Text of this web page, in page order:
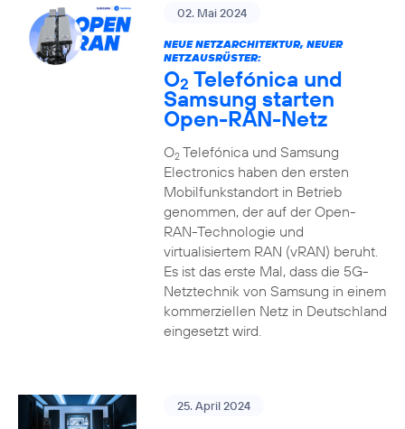
02. Mai 2024
NEUE NETZARCHITEKTUR, NEUER
NETZAUSRÜSTER:
O2 Telefónica und
Samsung starten
Open-RAN-Netz
O2Telefónica und Samsung
Electronics haben den ersten
Mobilfunkstandort in Betrieb
genommen, der auf der Open-
RAN-Technologie und
virtualisiertem RAN (vRAN) beruht.
Es ist das erste Mal, dass die 5G-
Netztechnik von Samsung in einem
kommerziellen Netz in Deutschland
eingesetzt wird.
25. April 2024